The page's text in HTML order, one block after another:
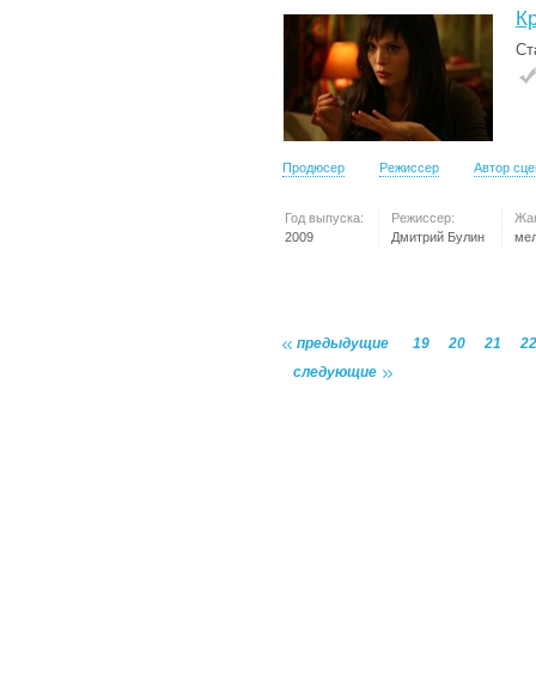
Продюсер Режиссер Автор
Год выпуска:
2009
Режиссер:
Дмитрий Булин
предыдущие 19 20 21
22
следующие